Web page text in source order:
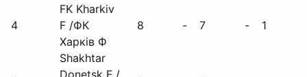
4
FK Kharkiv
F /ФК
Харків Ф
8 - 7 - 1
Shakhtar
Donetsk F /